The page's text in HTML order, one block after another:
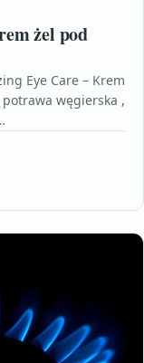
żel pod
Eye Care – Krem
węgierska ,